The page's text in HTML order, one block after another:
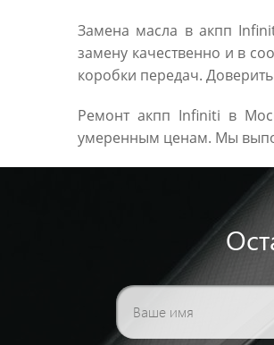
Замена масла в акпп
замену качественно и в
коробки передач.
Ремонт акпп Infiniti в
умеренным ценам. Мы